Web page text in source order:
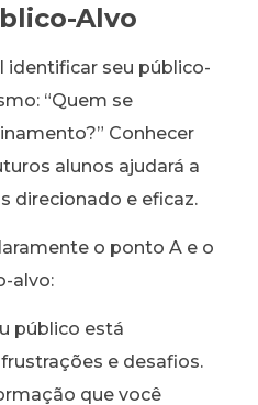
Alvo
identificar seu público-
“Quem se
Conhecer
alunos ajudará a
direcionado e eficaz.
o ponto A e o
alvo:
público está
e desafios.
que você